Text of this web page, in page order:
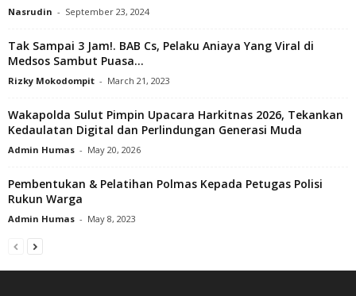
Nasrudin - September 23, 2024
Tak Sampai 3 Jam!. BAB Cs, Pelaku Aniaya Yang Viral di
Medsos Sambut Puasa...
Rizky Mokodompit - March 21, 2023
Wakapolda Sulut Pimpin Upacara Harkitnas 2026, Tekankan
Kedaulatan Digital dan Perlindungan Generasi Muda
Admin Humas - May 20, 2026
Pembentukan & Pelatihan Polmas Kepada Petugas Polisi
Rukun Warga
Admin Humas - May 8, 2023